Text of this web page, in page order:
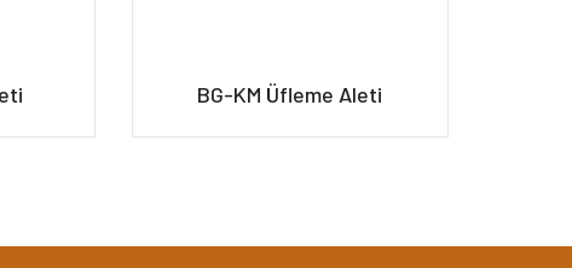
BG-KM Üfleme Aleti